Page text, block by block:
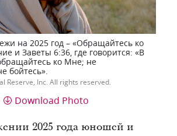
на 2025 год – «Обращайтесь ко
и Заветы 6:36, где говорится: «В
ко Мне; не
бойтесь».
Reserve, Inc. All rights reserved.
Download Photo
2025 года юношей и